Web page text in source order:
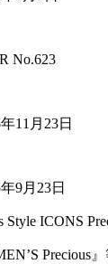
No.623
11月23日
9月23日
Style ICONS
Precious